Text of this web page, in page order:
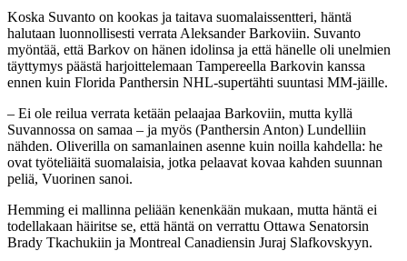
Koska Suvanto on kookas ja taitava suomalaissentteri, häntä
halutaan luonnollisesti verrata Aleksander Barkoviin. Suvanto
myöntää, että Barkov on hänen idolinsa ja että hänelle oli unelmien
täyttymys päästä harjoittelemaan Tampereella Barkovin kanssa
ennen kuin Florida Panthersin NHL-supertähti suuntasi MM-jäille.
– Ei ole reilua verrata ketään pelaajaa Barkoviin, mutta kyllä
Suvannossa on samaa – ja myös (Panthersin Anton) Lundelliin
nähden. Oliverilla on samanlainen asenne kuin noilla kahdella: he
ovat työteliäitä suomalaisia, jotka pelaavat kovaa kahden suunnan
peliä, Vuorinen sanoi.
Hemming ei mallinna peliään kenenkään mukaan, mutta häntä ei
todellakaan häiritse se, että häntä on verrattu Ottawa Senatorsin
Brady Tkachukiin ja Montreal Canadiensin Juraj Slafkovskyyn.